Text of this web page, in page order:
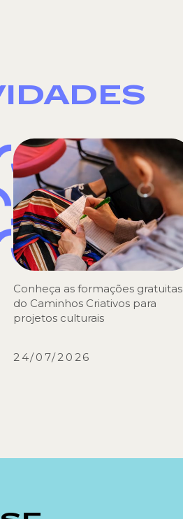
Conheça as formações gratuitas
do Caminhos Criativos para
projetos culturais
24/07/2026